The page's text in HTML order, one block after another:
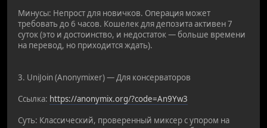
Минусы: Непрост для новичков. Операция может
требовать до 6 часов. Кошелек для депозита активен 7
суток (это и достоинство, и недостаток — больше времени
на перевод, но приходится ждать).
3. UniJoin (Anonymixer) — Для консерваторов
Ссылка: https://anonymix.org/?code=An9Yw3
Суть: Классический, проверенный миксер с упором на